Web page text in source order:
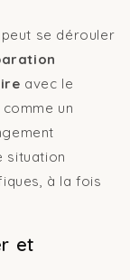
se dérouler
avec le
un
situation
à la fois
et